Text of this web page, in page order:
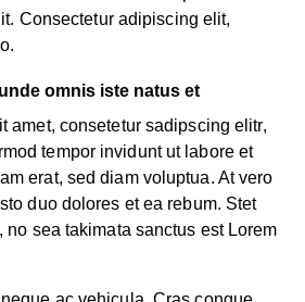
Consectetur adipiscing elit,
omnis iste natus et
amet, consetetur sadipscing elitr,
tempor invidunt ut labore et
erat, sed diam voluptua. At vero
duo dolores et ea rebum. Stet
no sea takimata sanctus est Lorem